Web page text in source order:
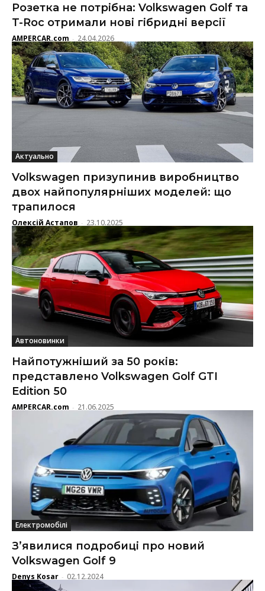
Розетка не потрібна: Volkswagen Golf та
T-Roc отримали нові гібридні версії
AMPERCAR.com - 24.04.2026
Актуально
Volkswagen призупинив виробництво
двох найпопулярніших моделей: що
трапилося
Олексій Астапов - 23.10.2025
Автоновинки
Найпотужніший за 50 років:
представлено Volkswagen Golf GTI
Edition 50
AMPERCAR.com - 21.06.2025
Електромобілі
З’явилися подробиці про новий
Volkswagen Golf 9
Denys Kosar - 02.12.2024